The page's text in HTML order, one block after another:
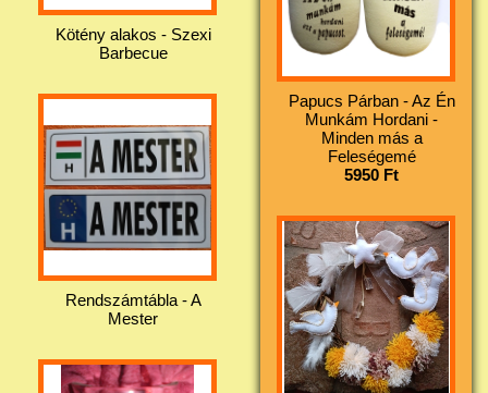
Kötény alakos - Szexi
Barbecue
Rendszámtábla - A
Mester
Papucs Párban - Az Én
Munkám Hordani -
Minden más a
Feleségemé
5950 Ft